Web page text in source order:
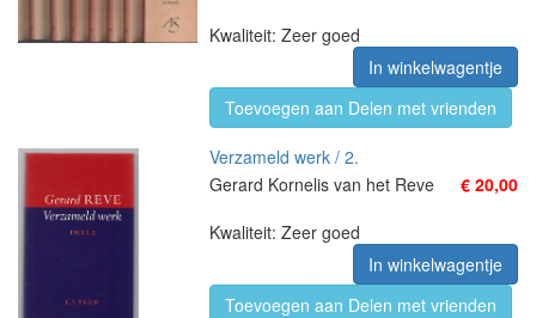
Kwaliteit: Zeer goed
In winkelwagentje
Toevoegen aan Delen met vrienden
Verzameld werk / 2.
Gerard Kornelis van het Reve
€ 20,00
Kwaliteit: Zeer goed
In winkelwagentje
Toevoegen aan Delen met vrienden